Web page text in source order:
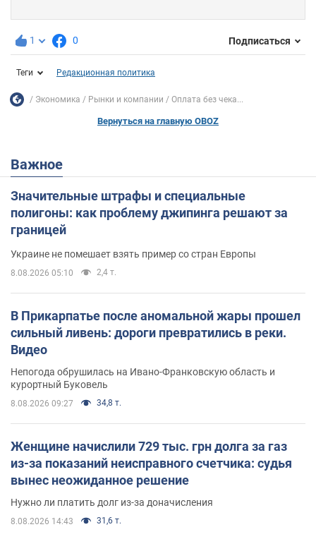
1 0 Подписаться
Теги Редакционная политика
Экономика Рынки и компании Оплата без чека...
Вернуться на главную OBOZ
Важное
Значительные штрафы и специальные
полигоны: как проблему джипинга решают за
границей
Украине не помешает взять пример со стран Европы
8.08.2026 05:10 2,4 т.
В Прикарпатье после аномальной жары прошел
сильный ливень: дороги превратились в реки.
Видео
Непогода обрушилась на Ивано-Франковскую область и
курортный Буковель
8.08.2026 09:27 34,8 т.
Женщине начислили 729 тыс. грн долга за газ
из-за показаний неисправного счетчика: судья
вынес неожиданное решение
Нужно ли платить долг из-за доначисления
8.08.2026 14:43 31,6 т.